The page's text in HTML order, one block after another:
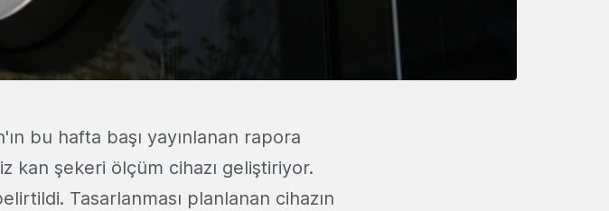
bu hafta başı yayınlanan rapora
kan şekeri ölçüm cihazı geliştiriyor.
Tasarlanması planlanan cihazın